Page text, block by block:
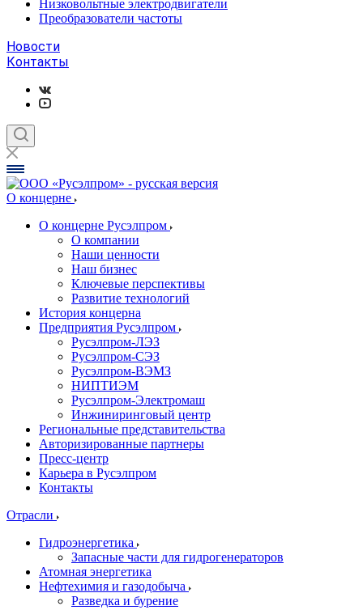
Низковольтные электродвигатели
Преобразователи частоты
Новости
Контакты
О концерне
О концерне Русэлпром
О компании
Наши ценности
Наш бизнес
Ключевые перспективы
Развитие технологий
История концерна
Предприятия Русэлпром
Русэлпром-ЛЭЗ
Русэлпром-СЭЗ
Русэлпром-ВЭМЗ
НИПТИЭМ
Русэлпром-Электромаш
Инжиниринговый центр
Региональные представительства
Авторизированные партнеры
Пресс-центр
Карьера в Русэлпром
Контакты
Отрасли
Гидроэнергетика
Запасные части для гидрогенераторов
Атомная энергетика
Нефтехимия и газодобыча
Разведка и бурение